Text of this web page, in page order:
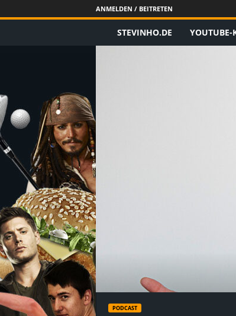
ANMELDEN / BEITRETEN
e
STEVINHO.DE YOUTUBE-
PODCAST